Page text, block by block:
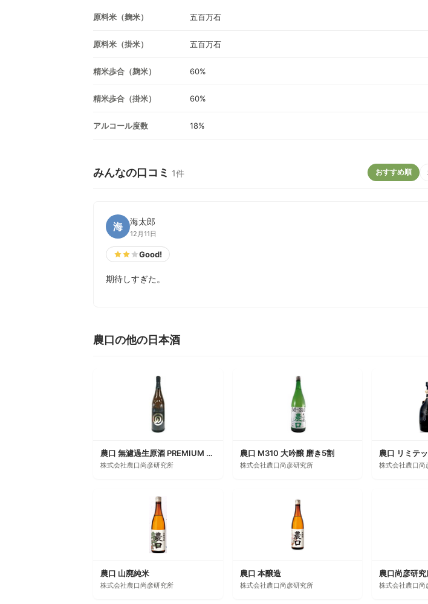
原料米（麹米） 五百万石
原料米（掛米） 五百万石
精米歩合（麹米） 60%
精米歩合（掛米） 60%
アルコール度数 18%
みんなの口コミ 1件 おすすめ順
海 海太郎
12月11日
Good!
期待しすぎた。
農口の他の日本酒
農口 無濾過生原酒 PREMIUM NOUVEAU
株式会社農口尚彦研究所
農口 M310 大吟醸 磨き5割
株式会社農口尚彦研究所 株式会社農口尚
農口 山廃純米
株式会社農口尚彦研究所
農口 本醸造
株式会社農口尚彦研究所
農口尚彦研
株式会社農口尚